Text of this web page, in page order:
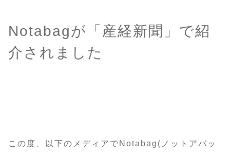
Notabagが「産経新聞」で紹
介されました
この度、以下のメディアでNotabag(ノットアバッ